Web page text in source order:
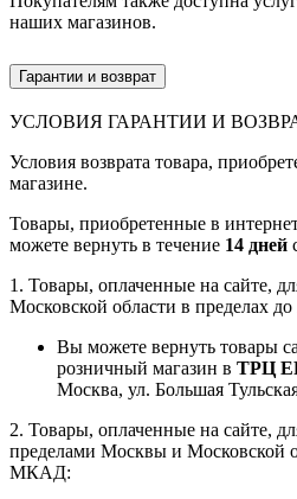
наших магазинов.
Гарантии и возврат
УСЛОВИЯ ГАРАНТИИ И
Условия возврата товара,
магазине.
Товары, приобретенные в
можете вернуть в течение 14 дней
1. Товары, оплаченные на сайте,
Московской области в пределах
Вы можете вернуть товары
розничный магазин в ТРЦ
Москва, ул. Большая
2. Товары, оплаченные на сайте,
пределами Москвы и Московской
МКАД: